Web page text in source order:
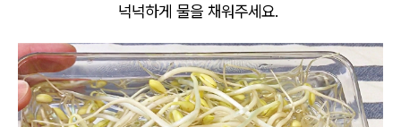
넉넉하게 물을 채워주세요.